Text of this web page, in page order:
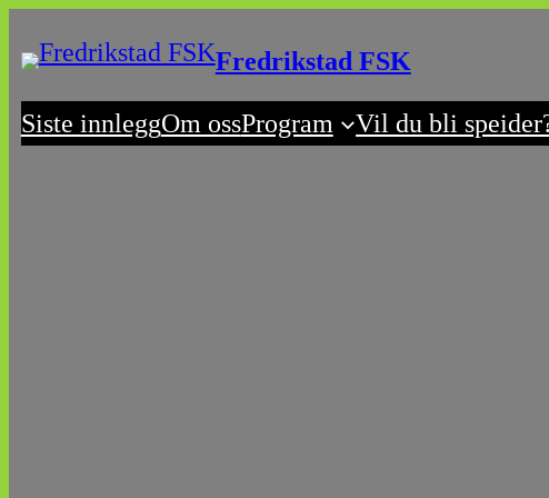
to
content
Fredrikstad FSK
Siste innleggOm ossProgram Vil du bli